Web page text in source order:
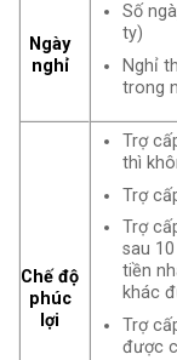
Ngày
nghỉ
Số
ty)
Nghỉ
trong
Chế độ
phúc
lợi
Trợ
thì
Trợ
Trợ
sau
tiền
khác
Trợ
được